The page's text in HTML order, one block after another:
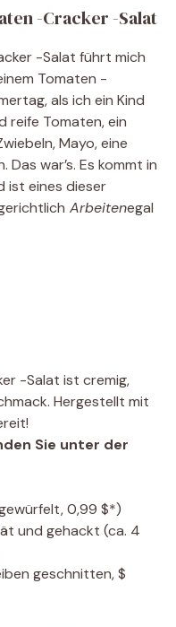
-Cracker -Salat
-Salat führt mich
Tomaten -
als ich ein Kind
reife Tomaten, ein
Mayo, eine
Das war’s. Es kommt in
ist eines dieser
Arbeitenegal
-Salat ist cremig,
Hergestellt mit
Sie unter der
0,99 $*)
und gehackt (ca. 4
geschnitten, $